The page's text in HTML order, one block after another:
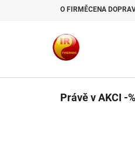
O FIRMĚCENA
Právě v AKCI -%